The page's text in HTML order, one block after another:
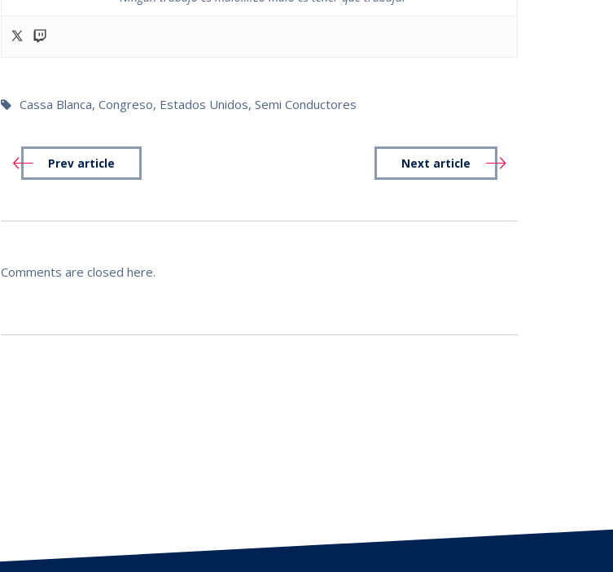
Cassa Blanca,Congreso, Estados Unidos,Semi Conductores
Prev article Next article
Comments are closed here.